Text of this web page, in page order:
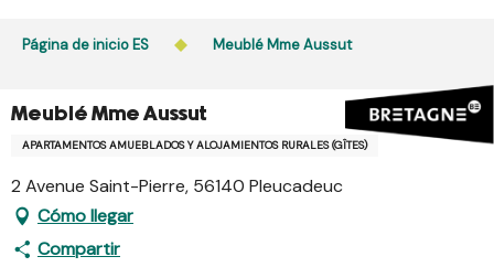
Página de inicio ES Meublé Mme Aussut
Meublé Mme Aussut
APARTAMENTOS AMUEBLADOS Y ALOJAMIENTOS RURALES (GÎTES)
2 Avenue Saint-Pierre, 56140 Pleucadeuc
Cómo llegar
Compartir